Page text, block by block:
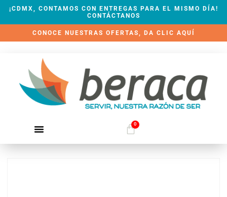
¡CDMX, CONTAMOS CON ENTREGAS PARA EL MISMO DÍA!
CONTÁCTANOS
CONOCE NUESTRAS OFERTAS, DA CLIC AQUÍ
0